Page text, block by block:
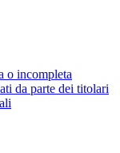
o incompleta
da parte dei titolari